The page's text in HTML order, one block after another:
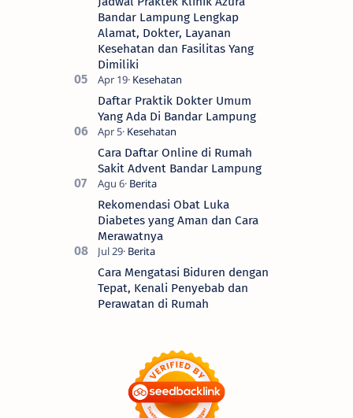
Bandar Lampung Lengkap
Alamat, Dokter, Layanan
Kesehatan dan Fasilitas Yang
Dimiliki
Daftar Praktik Dokter Umum
Yang Ada Di Bandar Lampung
Cara Daftar Online di Rumah
Sakit Advent Bandar Lampung
Rekomendasi Obat Luka
Diabetes yang Aman dan Cara
Merawatnya
Cara Mengatasi Biduren dengan
Tepat, Kenali Penyebab dan
Perawatan di Rumah